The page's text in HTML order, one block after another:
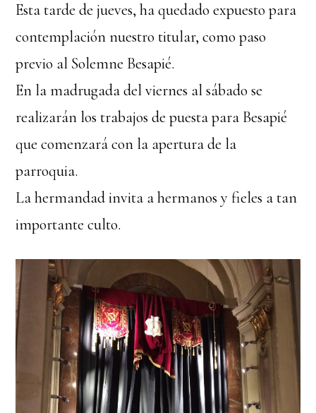
Esta tarde de jueves, ha quedado expuesto para
contemplación nuestro titular, como paso
previo al Solemne Besapié.
En la madrugada del viernes al sábado se
realizarán los trabajos de puesta para Besapié
que comenzará con la apertura de la
parroquia.
La hermandad invita a hermanos y fieles a tan
importante culto.